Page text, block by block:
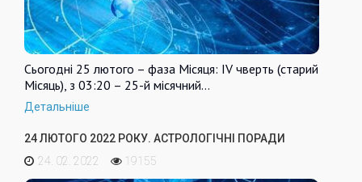
Сьогодні 25 лютого – фаза Місяця: IV чверть (старий
Місяць), з 03:20 – 25-й місячний…
Детальніше
24 ЛЮТОГО 2022 РОКУ. АСТРОЛОГІЧНІ ПОРАДИ
24. 02. 2022
19155